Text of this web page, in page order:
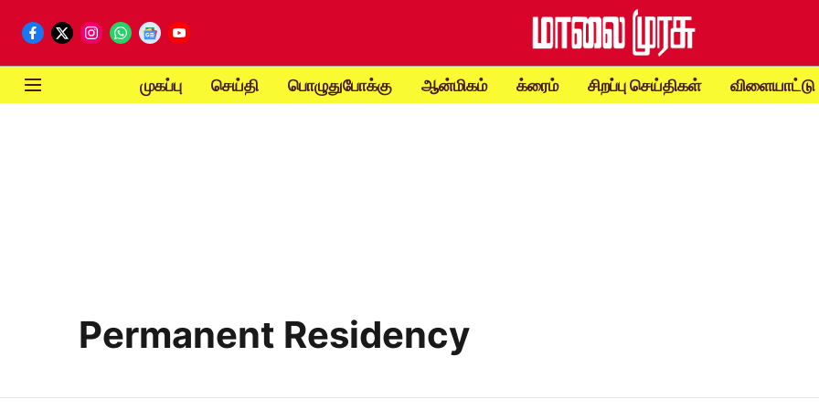
முகப்பு செய்தி பொழுதுபோக்கு ஆன்மிகம் க்ரைம் சிறப்பு செய்திகள் விளையாட்டு
Permanent Residency